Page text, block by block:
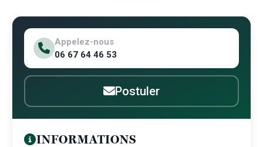
Appelez-nous
06 67 64 46 53
Postuler
INFORMATIONS